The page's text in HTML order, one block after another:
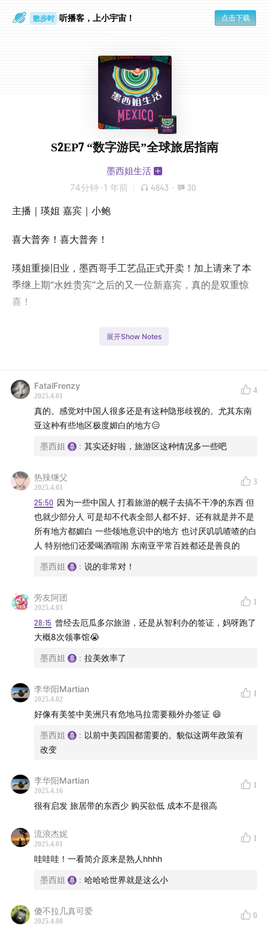
散步时 听播客，上小宇宙！ 点击下载
S2EP7 “数字游民”全球旅居指南
墨西姐生活
74分钟 · 1 年前 4843 · 30
主播｜瑛姐 嘉宾｜小鲍
喜大普奔！喜大普奔！
瑛姐重操旧业，墨西哥手工艺品正式开卖！加上请来了本
季继上期“水姓贵宾”之后的又一位新嘉宾，真的是双重惊
喜！
虽然疫情已经过去了好几年，但是其对大家生活方式产生
原本在上海打拼的都市白领小鲍，是如何一步一步“非自
愿”的开始了数字游民的生活？
什么样的人适合做数字游民？数字游民如何养活自己？数
字游民的真实生活又是什么样的？
接下来的节目中，小鲍就跟大家分享三年“数字游民”生活
的苦与乐。
如果你也是一名数字游民，或者对这种生活方式感兴趣，
想找小鲍交流或咨询，可以关注小鲍的小红书账号“数字游
民埃莉”。
展开Show Notes
FatalFrenzy
2025.4.01
4
真的。感觉对中国人很多还是有这种隐形歧视的。尤其东南
亚这种有些地区极度媚白的地方😑
墨西姐 : 其实还好啦，旅游区这种情况多一些吧
热辣继父
2025.4.01
3
25:50 因为一些中国人 打着旅游的幌子去搞不干净的东西 但
也就少部分人 可是却不代表全部人都不好。还有就是并不是
所有地方都媚白 一些领地意识中的地方 也讨厌叽叽喳喳的白
人 特别他们还爱喝酒喧闹 东南亚平常百姓都还是善良的
墨西姐 : 说的非常对！
旁友阿团
2025.4.03
1
28:15 曾经去厄瓜多尔旅游，还是从智利办的签证，妈呀跑了
大概8次领事馆😭
墨西姐 : 拉美效率了
李华阳Martian
2025.4.02
1
好像有美签中美洲只有危地马拉需要额外办签证 😄
墨西姐 : 以前中美四国都需要的。貌似这两年政策有
改变
李华阳Martian
2025.4.16
1
很有启发 旅居带的东西少 购买欲低 成本不是很高
流浪杰妮
2025.4.01
1
哇哇哇！一看简介原来是熟人hhhh
墨西姐 : 哈哈哈世界就是这么小
傻不拉几真可爱
2025.4.08
0